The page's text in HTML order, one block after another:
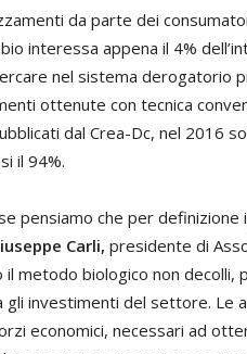
da parte dei
interessa appena il 4%
nel sistema derogatorio
ottenute con tecnica
dal Crea-Dc, nel 2016
il 94%.
pensiamo che per
Carli, presidente di
metodo biologico non decolli,
investimenti del settore. Le
economici, necessari ad